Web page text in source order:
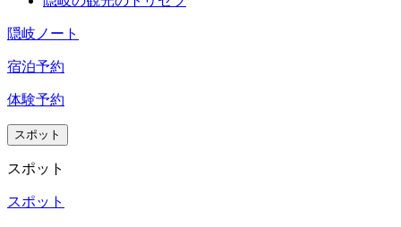
隣に無
買いに
行かな
くて良
かっ
駐車場
が狭く
てかな
り停め
った
隠岐ノート
宿泊予約
体験予約
スポット
スポット
スポット